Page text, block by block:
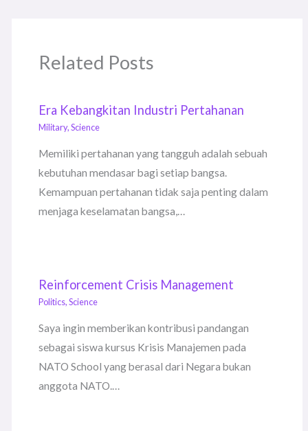
Related Posts
Era Kebangkitan Industri Pertahanan
Military,Science
Memiliki pertahanan yang tangguh adalah sebuah
kebutuhan mendasar bagi setiap bangsa.
Kemampuan pertahanan tidak saja penting dalam
menjaga keselamatan bangsa,…
Reinforcement Crisis Management
Politics,Science
Saya ingin memberikan kontribusi pandangan
sebagai siswa kursus Krisis Manajemen pada
NATO School yang berasal dari Negara bukan
anggota NATO.…